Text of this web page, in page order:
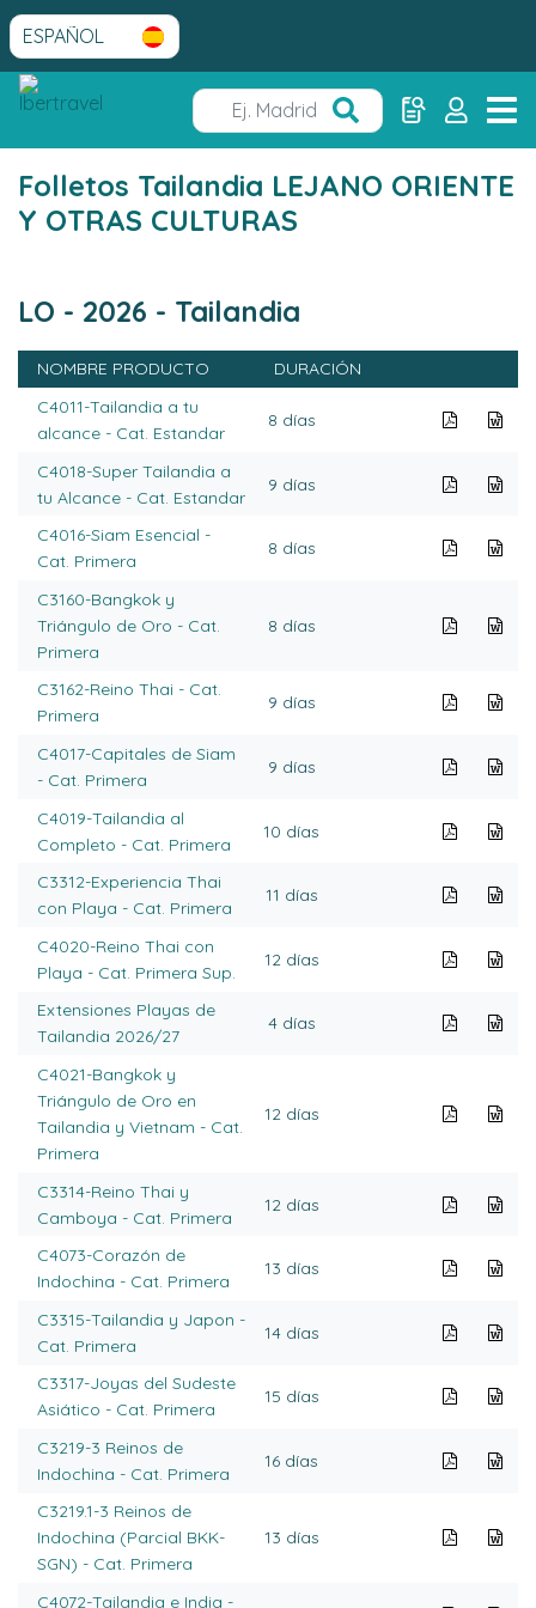
Folletos Tailandia LEJANO ORIENTE
Y OTRAS CULTURAS
LO - 2026 - Tailandia
NOMBRE PRODUCTO
DURACIÓN
C4011-Tailandia a tu
alcance - Cat. Estandar
8 días
C4018-Super Tailandia a
tu Alcance - Cat. Estandar
9 días
C4016-Siam Esencial -
Cat. Primera
8 días
C3160-Bangkok y
Triángulo de Oro - Cat.
Primera
8 días
C3162-Reino Thai - Cat.
Primera
9 días
C4017-Capitales de Siam
- Cat. Primera
9 días
C4019-Tailandia al
Completo - Cat. Primera
10 días
C3312-Experiencia Thai
con Playa - Cat. Primera
11 días
C4020-Reino Thai con
Playa - Cat. Primera Sup.
12 días
Extensiones Playas de
Tailandia 2026/27
4 días
C4021-Bangkok y
Triángulo de Oro en
Tailandia y Vietnam - Cat.
Primera
12 días
C3314-Reino Thai y
Camboya - Cat. Primera
12 días
C4073-Corazón de
Indochina - Cat. Primera
13 días
C3315-Tailandia y Japon -
Cat. Primera
14 días
C3317-Joyas del Sudeste
Asiático - Cat. Primera
15 días
C3219-3 Reinos de
Indochina - Cat. Primera
16 días
C3219.1-3 Reinos de
Indochina (Parcial BKK-
SGN) - Cat. Primera
13 días
C4072-Tailandia e India -